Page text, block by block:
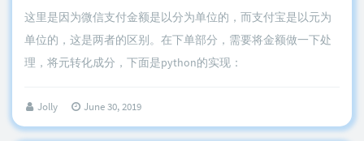
这里是因为微信支付金额是以分为单位的，而支付宝是以元为
单位的，这是两者的区别。在下单部分，需要将金额做一下处
理，将元转化成分，下面是python的实现：
Jolly June 30, 2019